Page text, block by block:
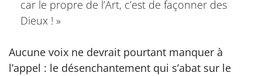
car le propre de l’Art, c’est de façonner des
Dieux ! »
Aucune voix ne devrait pourtant manquer à
l’appel : le désenchantement qui s’abat sur le